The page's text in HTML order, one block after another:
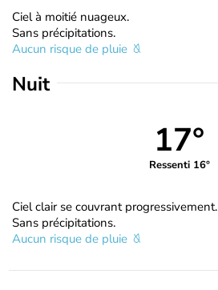
Ciel à moitié nuageux.
Sans précipitations.
Aucun risque de pluie
Nuit
17°
Ressenti 16°
Ciel clair se couvrant progressivement.
Sans précipitations.
Aucun risque de pluie